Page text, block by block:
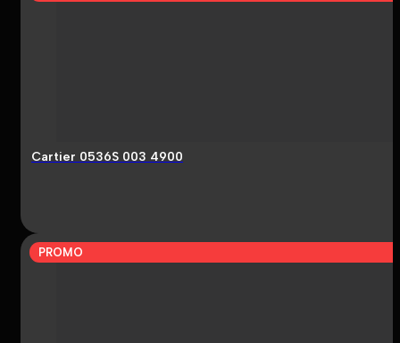
Cartier 0536S 003 4900
PROMO